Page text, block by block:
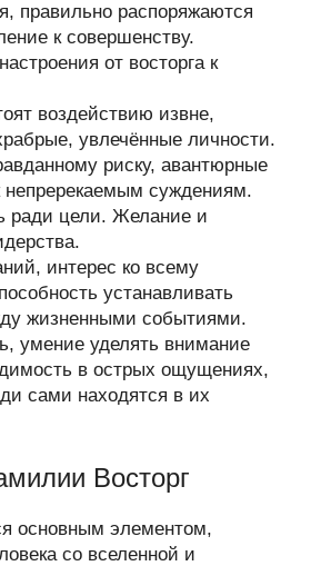
правильно распоряжаются
к совершенству.
от восторга к
воздействию извне,
увлечённые личности.
риску, авантюрные
непререкаемым суждениям.
ради цели. Желание и
интерес ко всему
устанавливать
жизненными событиями.
умение уделять внимание
в острых ощущениях,
сами находятся в их
Восторг
основным элементом,
со вселенной и